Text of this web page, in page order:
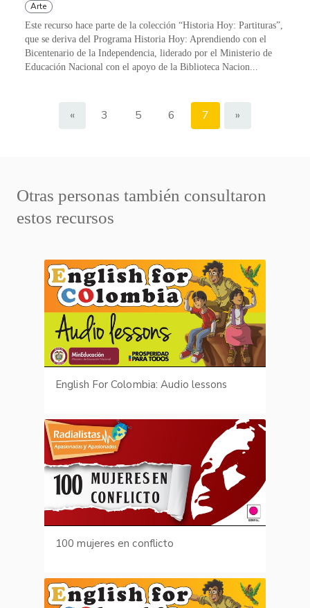
Arte
Este recurso hace parte de la colección “Historia Hoy: Partituras”,
que se deriva del Programa Historia Hoy: Aprendiendo con el
Bicentenario de la Independencia, liderado por el Ministerio de
Educación Nacional con el apoyo de la Biblioteca Nacion...
« 3 5 6 7 »
Otras personas también consultaron
estos recursos
English For Colombia: Audio lessons
100 mujeres en conflicto